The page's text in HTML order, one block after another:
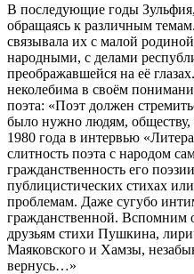
В последующие годы Зульфия,
обращаясь к различным
связывала их с малой
народными, с делами
преображавшейся на её
неколебима в своём
поэта: «Поэт должен
было нужно людям, обществу,
1980 года в интервью
слитность поэта с народом
гражданственность его
публицистических стихах
проблемам. Даже сугубо
гражданственной. Вспомним
друзьям стихи Пушкина,
Маяковского и Хамзы,
вернусь…»